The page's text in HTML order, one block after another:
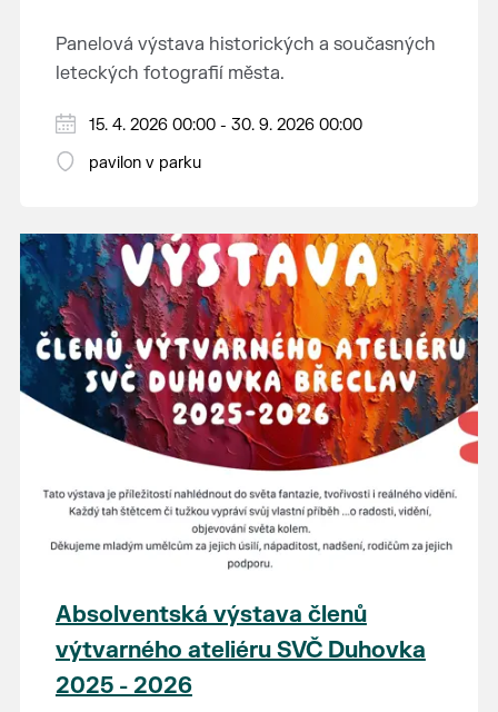
Panelová výstava historických a současných
leteckých fotografií města.
15. 4. 2026 00:00 - 30. 9. 2026 00:00
pavilon v parku
Absolventská výstava členů
výtvarného ateliéru SVČ Duhovka
2025 - 2026